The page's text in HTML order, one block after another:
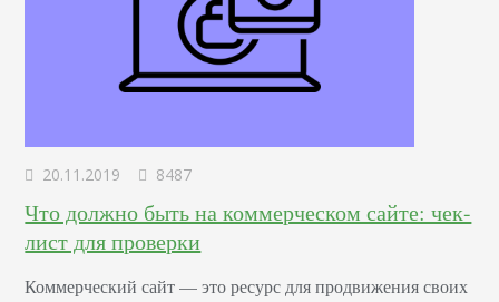
20.11.2019 8487
Что должно быть на коммерческом сайте: чек-
лист для проверки
Коммерческий сайт — это ресурс для продвижения своих